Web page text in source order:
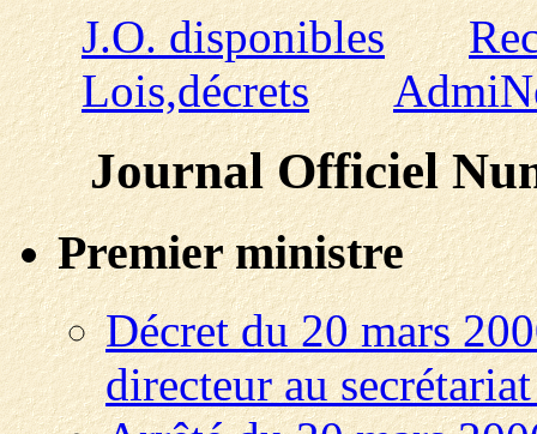
J.O. disponibles
Lois,décrets
Journal Officiel
Premier ministre
Décret du 20 mars
directeur au